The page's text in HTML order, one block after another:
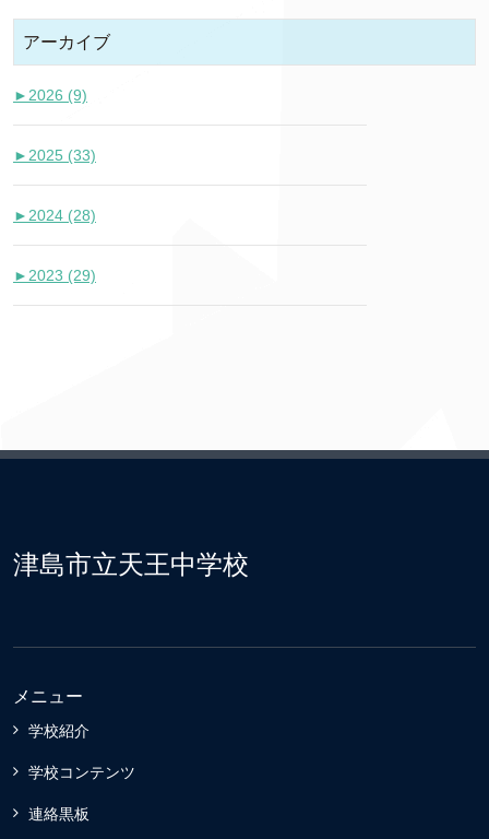
アーカイブ
► 2026 (9)
► 2025 (33)
► 2024 (28)
► 2023 (29)
津島市立天王中学校
メニュー
学校紹介
学校コンテンツ
連絡黒板